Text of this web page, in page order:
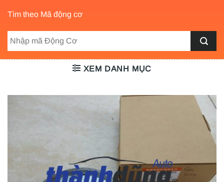
Tìm theo Mã động cơ
XEM DANH MỤC